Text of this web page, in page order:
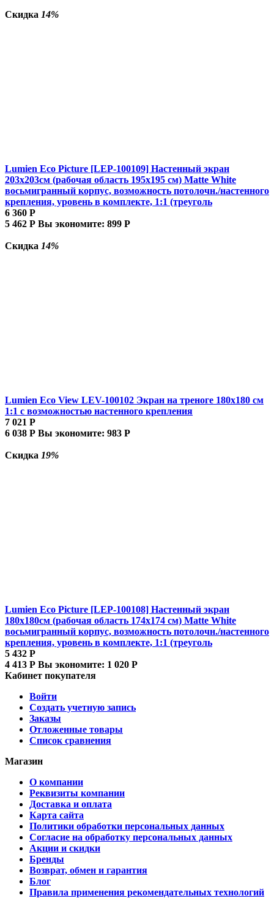
Скидка 14%
Lumien Eco Picture [LEP-100109] Настенный экран
203х203см (рабочая область 195х195 см) Matte White
восьмигранный корпус, возможность потолочн./настенного
крепления, уровень в комплекте, 1:1 (треуголь
6 360 Р
5 462 Р Вы экономите: 899 Р
Скидка 14%
Lumien Eco View LEV-100102 Экран на треноге 180x180 см
1:1 с возможностью настенного крепления
7 021 Р
6 038 Р Вы экономите: 983 Р
Скидка 19%
Lumien Eco Picture [LEP-100108] Настенный экран
180х180см (рабочая область 174х174 см) Matte White
восьмигранный корпус, возможность потолочн./настенного
крепления, уровень в комплекте, 1:1 (треуголь
5 432 Р
4 413 Р Вы экономите: 1 020 Р
Кабинет покупателя
Войти
Создать учетную запись
Заказы
Отложенные товары
Список сравнения
Магазин
О компании
Реквизиты компании
Доставка и оплата
Карта сайта
Политики обработки персональных данных
Согласие на обработку персональных данных
Акции и скидки
Бренды
Возврат, обмен и гарантия
Блог
Правила применения рекомендательных технологий